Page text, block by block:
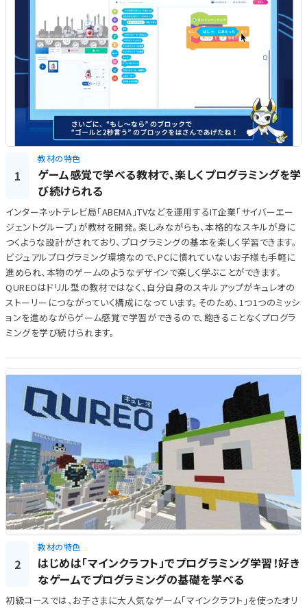
1
教材の特色
ゲーム感覚で学べる教材で、楽しくプログラミングを学
び続けられる
インターネットテレビ局「ABEMA」TVなどを運用するIT企業「サイバーエー
ジェントグループ」が教材を開発。楽しみながらも、本格的なスキルが身に
つくような設計がされており、プログラミングの基本を楽しく学習できます。
ビジュアルプログラミング環境なので、PCに慣れていないお子様も手軽に
進められ、本物のゲームのようなデザインで楽しく学ぶことができます。
QUREOはドリル型の教材ではなく、自分自身のスキルアップがキュレオの
ストーリーにつながっていく構成になっています。そのため、1つ1つのミッシ
ョンを進めながらゲーム感覚で学習ができるので、飽きることなくプログラ
ミングを学び続けられます。
2
教材の特色
はじめは「マインクラフト」でプログラミング学習！好き
なゲームでプログラミングの基礎を学べる
初級コースでは、お子さまに大人気なゲーム「マインクラフト」を使ったオリ